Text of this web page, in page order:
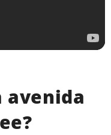
avenida